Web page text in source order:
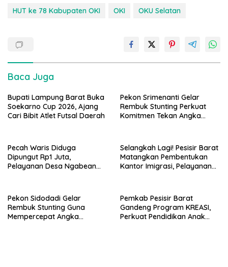
HUT ke 78 Kabupaten OKI OKI OKU Selatan
Baca Juga
Bupati Lampung Barat Buka
Soekarno Cup 2026, Ajang
Cari Bibit Atlet Futsal Daerah
Pekon Srimenanti Gelar
Rembuk Stunting Perkuat
Komitmen Tekan Angka
Pecah Waris Diduga
Dipungut Rp1 Juta,
Pelayanan Desa Ngabean
Selangkah Lagi! Pesisir Barat
Matangkan Pembentukan
Kantor Imigrasi, Pelayanan
Pekon Sidodadi Gelar
Rembuk Stunting Guna
Mempercepat Angka
Pemkab Pesisir Barat
Gandeng Program KREASI,
Perkuat Pendidikan Anak